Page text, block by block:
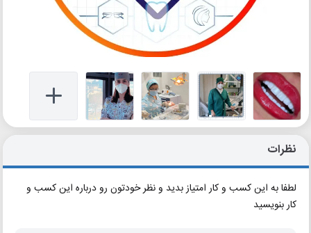
نظرات
لطفا به این کسب و کار امتیاز بدید و نظر خودتون رو درباره این کسب و
کار بنویسید